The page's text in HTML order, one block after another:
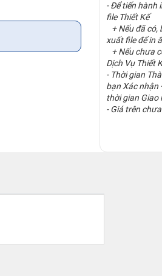
- Để tiến hành
file Thiết Kế
+ Nếu đã có,
xuất file để in
+ Nếu chưa
Dịch Vụ Thiết
- Thời gian
bạn Xác nhận
thời gian Giao
- Giá trên